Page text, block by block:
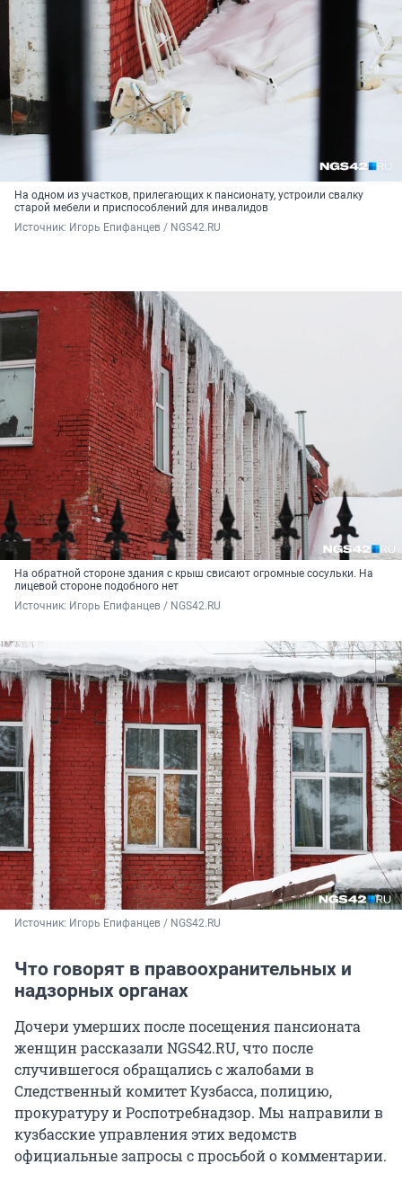
На одном из участков, прилегающих к пансионату, устроили свалку
старой мебели и приспособлений для инвалидов
Источник: Игорь Епифанцев / NGS42.RU
На обратной стороне здания с крыш свисают огромные сосульки. На
лицевой стороне подобного нет
Источник: Игорь Епифанцев / NGS42.RU
Источник: Игорь Епифанцев / NGS42.RU
Что говорят в правоохранительных и
надзорных органах
Дочери умерших после посещения пансионата
женщин рассказали NGS42.RU, что после
случившегося обращались с жалобами в
Следственный комитет Кузбасса, полицию,
прокуратуру и Роспотребнадзор. Мы направили в
кузбасские управления этих ведомств
официальные запросы с просьбой о комментарии.